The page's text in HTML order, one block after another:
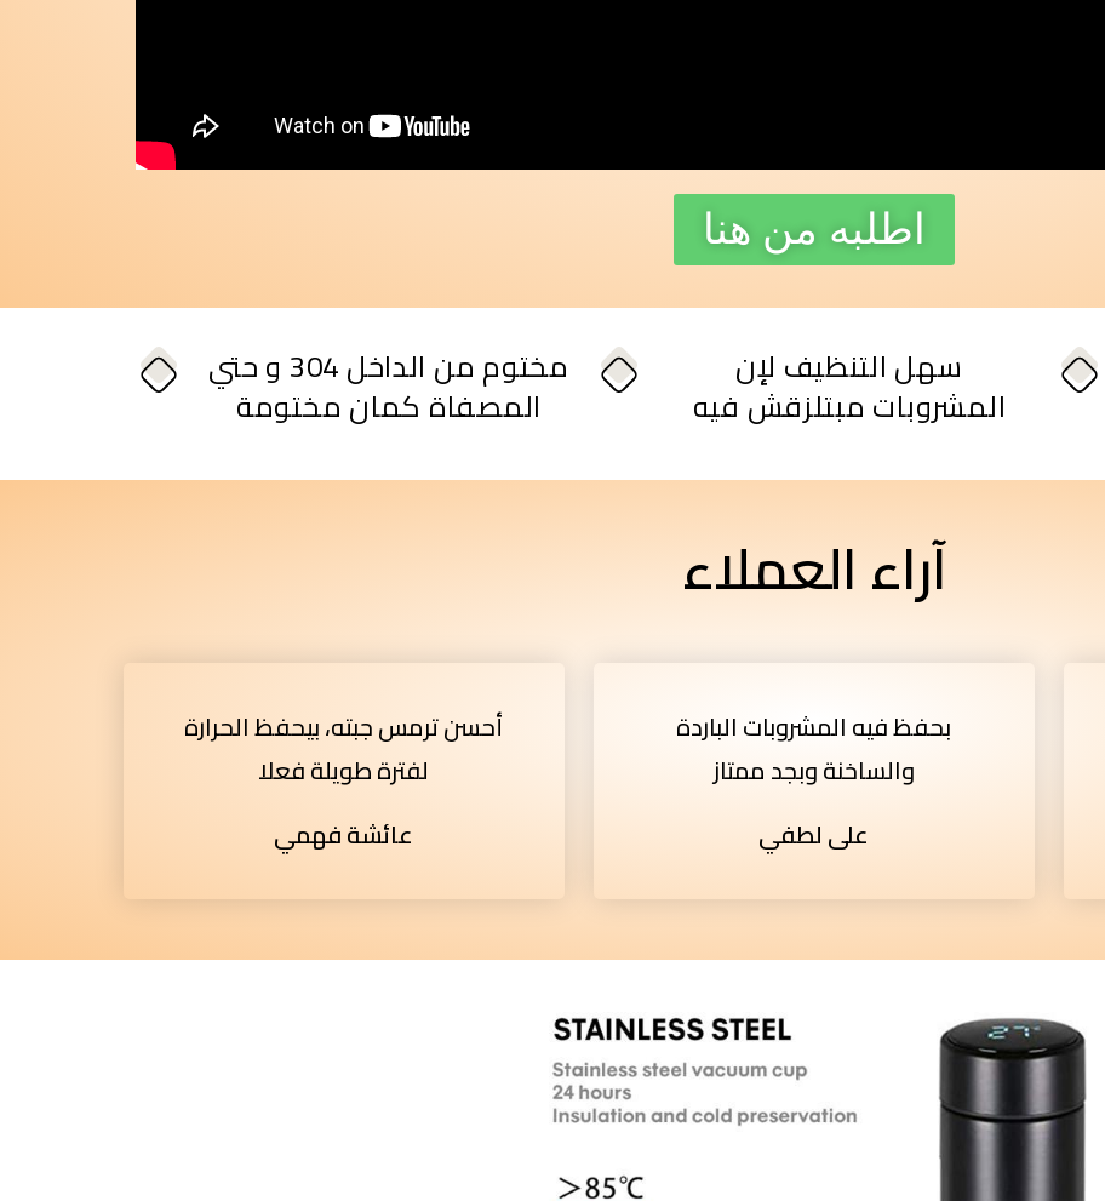
اطلبه من هنا
مختوم من الداخل 304 و حتي
المصفاة كمان مختومة
سهل التنظيف لإن
المشروبات مبتلزقش فيه
آراء العملاء
أحسن ترمس جبته، بيحفظ الحرارة
لفترة طويلة فعلا
عائشة فهمي
بحفظ فيه المشروبات الباردة
والساخنة وبجد ممتاز
على لطفي